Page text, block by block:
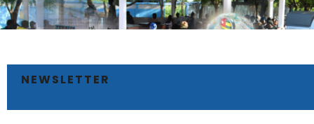
NEWSLETTER